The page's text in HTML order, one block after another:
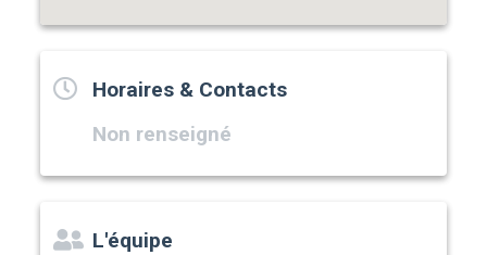
Horaires & Contacts
Non renseigné
L'équipe